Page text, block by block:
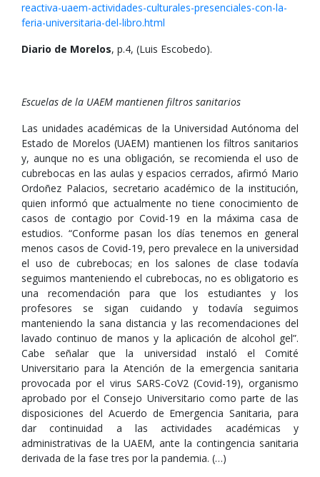
reactiva-uaem-actividades-culturales-presenciales-con-la-
feria-universitaria-del-libro.html
Diario de Morelos, p.4, (Luis Escobedo).
Escuelas de la UAEM mantienen filtros sanitarios
Las unidades académicas de la Universidad Autónoma del
Estado de Morelos (UAEM) mantienen los filtros sanitarios
y, aunque no es una obligación, se recomienda el uso de
cubrebocas en las aulas y espacios cerrados, afirmó Mario
Ordoñez Palacios, secretario académico de la institución,
quien informó que actualmente no tiene conocimiento de
casos de contagio por Covid-19 en la máxima casa de
estudios. “Conforme pasan los días tenemos en general
menos casos de Covid-19, pero prevalece en la universidad
el uso de cubrebocas; en los salones de clase todavía
seguimos manteniendo el cubrebocas, no es obligatorio es
una recomendación para que los estudiantes y los
profesores se sigan cuidando y todavía seguimos
manteniendo la sana distancia y las recomendaciones del
lavado continuo de manos y la aplicación de alcohol gel”.
Cabe señalar que la universidad instaló el Comité
Universitario para la Atención de la emergencia sanitaria
provocada por el virus SARS-CoV2 (Covid-19), organismo
aprobado por el Consejo Universitario como parte de las
disposiciones del Acuerdo de Emergencia Sanitaria, para
dar continuidad a las actividades académicas y
administrativas de la UAEM, ante la contingencia sanitaria
derivada de la fase tres por la pandemia. (…)